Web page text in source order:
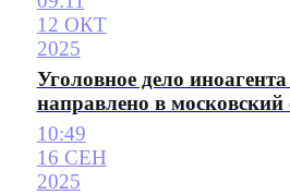
12 ОКТ
2025
Уголовное дело
направлено в московский
10:49
16 СЕН
2025